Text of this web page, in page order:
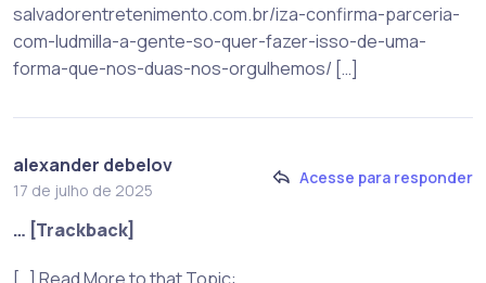
salvadorentretenimento.com.br/iza-confirma-parceria-
com-ludmilla-a-gente-so-quer-fazer-isso-de-uma-
forma-que-nos-duas-nos-orgulhemos/ […]
alexander debelov
17 de julho de 2025
Acesse para responder
… [Trackback]